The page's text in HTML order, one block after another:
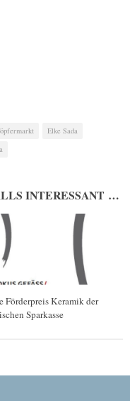
Elke Sada
INTERESSANT …
Förderpreis Keramik der
Sparkasse